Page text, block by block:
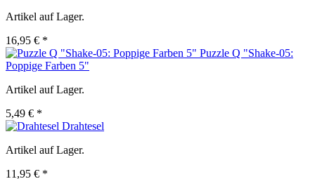
Artikel auf Lager.
16,95 € *
Puzzle Q "Shake-05:
Poppige Farben 5"
Artikel auf Lager.
5,49 € *
Drahtesel
Artikel auf Lager.
11,95 € *